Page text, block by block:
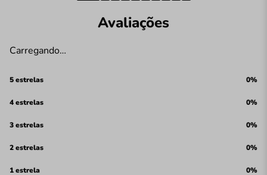
Avaliações
Carregando…
5 estrelas 0%
4 estrelas 0%
3 estrelas 0%
2 estrelas 0%
1 estrela 0%